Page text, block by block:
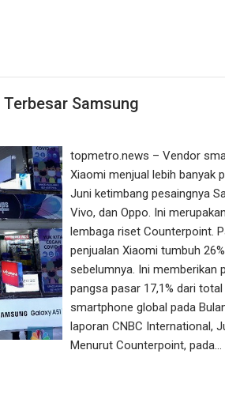
Samsung
topmetro.news – Vendor
Xiaomi menjual lebih banyak
Juni ketimbang pesaingnya
Vivo, dan Oppo. Ini
lembaga riset Counterpoint.
penjualan Xiaomi tumbuh
sebelumnya. Ini memberikan
pangsa pasar 17,1% dari total
smartphone global pada
laporan CNBC International,
Menurut Counterpoint, pada…